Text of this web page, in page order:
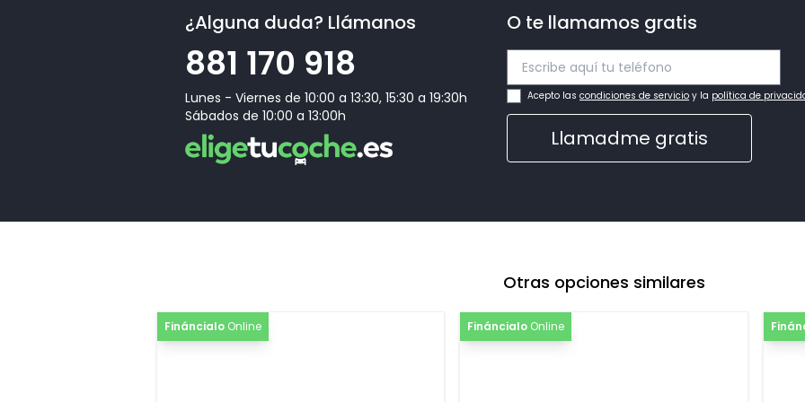
¿Alguna duda? Llámanos
881 170 918
Lunes - Viernes de 10:00 a 13:30, 15:30 a 19:30h
Sábados de 10:00 a 13:00h
O te llamamos gratis
Acepto las condiciones de servicio y la política de
Llamadme gratis
Otras opciones similares
Fináncialo Online Fináncialo Online